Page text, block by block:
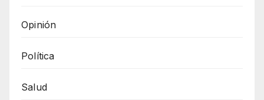
Opinión
Política
Salud